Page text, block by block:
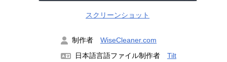
スクリーンショット
制作者 WiseCleaner.com
日本語言語ファイル制作者 Tilt